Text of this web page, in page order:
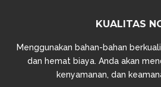
KUALITAS
Menggunakan bahan-bahan
dan hemat biaya. Anda akan
kenyamanan, dan